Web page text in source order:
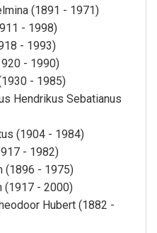
(1891 - 1971)
- 1998)
- 1993)
- 1990)
- 1985)
Hendrikus Sebatianus
(1904 - 1984)
- 1982)
(1896 - 1975)
(1917 - 2000)
Hubert (1882 -